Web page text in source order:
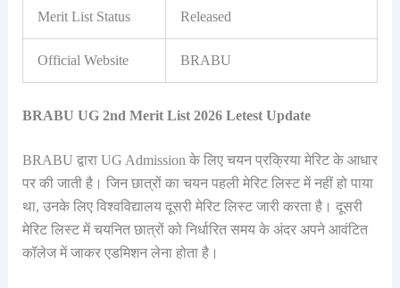
Merit List Status Released
Official Website BRABU
BRABU UG 2nd Merit List 2026 Letest Update
BRABU द्वारा UG Admission के लिए चयन प्रक्रिया मेरिट के आधार
पर की जाती है। जिन छात्रों का चयन पहली मेरिट लिस्ट में नहीं हो पाया
था, उनके लिए विश्वविद्यालय दूसरी मेरिट लिस्ट जारी करता है। दूसरी
मेरिट लिस्ट में चयनित छात्रों को निर्धारित समय के अंदर अपने आवंटित
कॉलेज में जाकर एडमिशन लेना होता है।